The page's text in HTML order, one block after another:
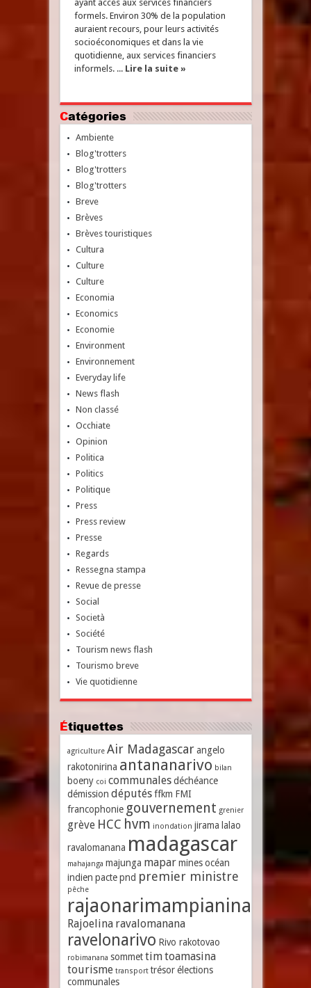
ayant accès aux services financiers
formels. Environ 30% de la population
auraient recours, pour leurs activités
socioéconomiques et dans la vie
quotidienne, aux services financiers
informels. ... Lire la suite »
Catégories
Ambiente
Blog'trotters
Blog'trotters
Blog'trotters
Breve
Brèves
Brèves touristiques
Cultura
Culture
Culture
Economia
Economics
Economie
Environment
Environnement
Everyday life
News flash
Non classé
Occhiate
Opinion
Politica
Politics
Politique
Press
Press review
Presse
Regards
Ressegna stampa
Revue de presse
Social
Società
Société
Tourism news flash
Tourismo breve
Vie quotidienne
Étiquettes
agriculture Air Madagascar angelo
rakotonirina antananarivo bilan
boeny coi communales déchéance
démission députés ffkm FMI
francophonie gouvernement grenier
grève HCC hvm inondation jirama lalao
ravalomanana madagascar
mahajanga majunga mapar mines océan
indien pacte pnd premier ministre
pêche
rajaonarimampianina
Rajoelina ravalomanana
ravelonarivo Rivo rakotovao
robimanana sommet timtoamasina
tourisme transport trésor élections
communales